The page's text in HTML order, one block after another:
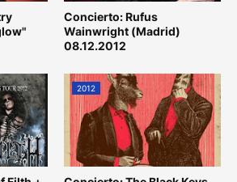
Concierto: Rufus
Wainwright (Madrid)
08.12.2012
2012